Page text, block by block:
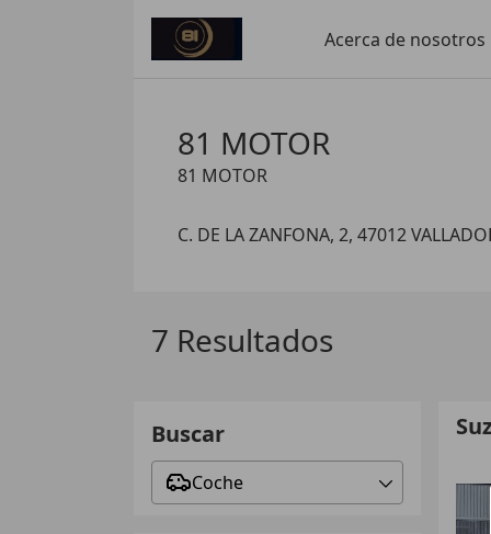
Acerca de nosotros
81 MOTOR
81 MOTOR
C. DE LA ZANFONA, 2, 47012
7 Resultados
Buscar
Coche